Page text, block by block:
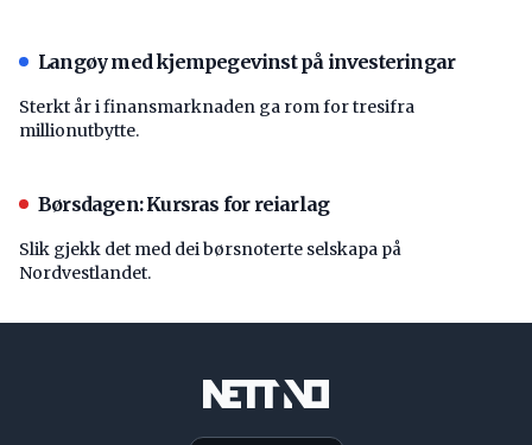
Langøy med kjempegevinst på investeringar
Sterkt år i finansmarknaden ga rom for tresifra
millionutbytte.
Børsdagen: Kursras for reiarlag
Slik gjekk det med dei børsnoterte selskapa på
Nordvestlandet.